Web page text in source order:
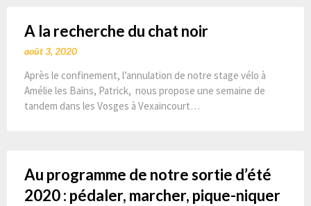
A la recherche du chat noir
août 3, 2020
Après le confinement, l’annulation de notre stage vélo à
Amélie les Bains, Patrick, nous propose une semaine de
tandem dans les Vosges à Vexaincourt…
Au programme de notre sortie d’été
2020 : pédaler, marcher, pique-niquer